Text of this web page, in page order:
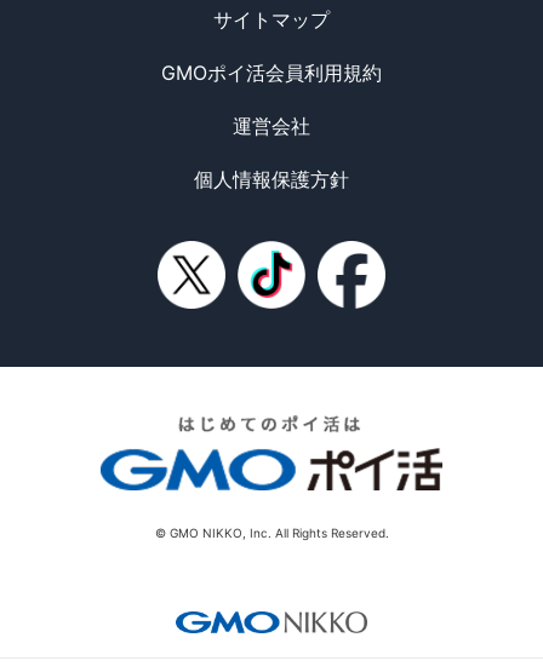
サイトマップ
GMOポイ活会員利用規約
運営会社
個人情報保護方針
© GMO NIKKO, Inc. All Rights Reserved.